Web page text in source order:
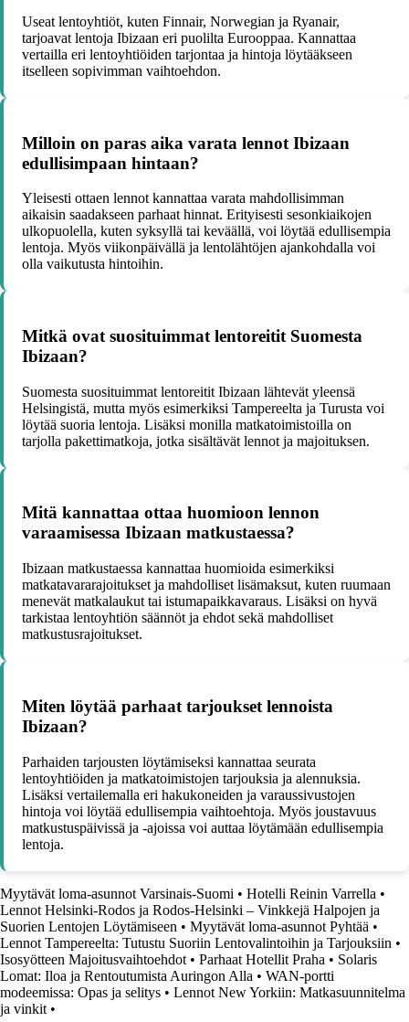
Useat lentoyhtiöt, kuten Finnair, Norwegian ja Ryanair,
tarjoavat lentoja Ibizaan eri puolilta Eurooppaa. Kannattaa
vertailla eri lentoyhtiöiden tarjontaa ja hintoja löytääkseen
itselleen sopivimman vaihtoehdon.
Milloin on paras aika varata lennot Ibizaan
edullisimpaan hintaan?
Yleisesti ottaen lennot kannattaa varata mahdollisimman
aikaisin saadakseen parhaat hinnat. Erityisesti sesonkiaikojen
ulkopuolella, kuten syksyllä tai keväällä, voi löytää edullisempia
lentoja. Myös viikonpäivällä ja lentolähtöjen ajankohdalla voi
olla vaikutusta hintoihin.
Mitkä ovat suosituimmat lentoreitit Suomesta
Ibizaan?
Suomesta suosituimmat lentoreitit Ibizaan lähtevät yleensä
Helsingistä, mutta myös esimerkiksi Tampereelta ja Turusta voi
löytää suoria lentoja. Lisäksi monilla matkatoimistoilla on
tarjolla pakettimatkoja, jotka sisältävät lennot ja majoituksen.
Mitä kannattaa ottaa huomioon lennon
varaamisessa Ibizaan matkustaessa?
Ibizaan matkustaessa kannattaa huomioida esimerkiksi
matkatavararajoitukset ja mahdolliset lisämaksut, kuten ruumaan
menevät matkalaukut tai istumapaikkavaraus. Lisäksi on hyvä
tarkistaa lentoyhtiön säännöt ja ehdot sekä mahdolliset
matkustusrajoitukset.
Miten löytää parhaat tarjoukset lennoista
Ibizaan?
Parhaiden tarjousten löytämiseksi kannattaa seurata
lentoyhtiöiden ja matkatoimistojen tarjouksia ja alennuksia.
Lisäksi vertailemalla eri hakukoneiden ja varaussivustojen
hintoja voi löytää edullisempia vaihtoehtoja. Myös joustavuus
matkustuspäivissä ja -ajoissa voi auttaa löytämään edullisempia
lentoja.
Myytävät loma-asunnot Varsinais-Suomi • Hotelli Reinin Varrella •
Lennot Helsinki-Rodos ja Rodos-Helsinki – Vinkkejä Halpojen ja
Suorien Lentojen Löytämiseen • Myytävät loma-asunnot Pyhtää •
Lennot Tampereelta: Tutustu Suoriin Lentovalintoihin ja Tarjouksiin •
Isosyötteen Majoitusvaihtoehdot • Parhaat Hotellit Praha • Solaris
Lomat: Iloa ja Rentoutumista Auringon Alla • WAN-portti
modeemissa: Opas ja selitys • Lennot New Yorkiin: Matkasuunnitelma
ja vinkit •